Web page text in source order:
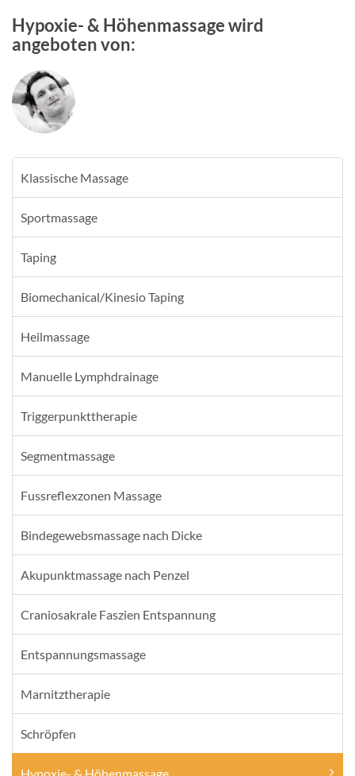
Hypoxie- & Höhenmassage wird
angeboten von:
Klassische Massage
Sportmassage
Taping
Biomechanical/Kinesio Taping
Heilmassage
Manuelle Lymphdrainage
Triggerpunkttherapie
Segmentmassage
Fussreflexzonen Massage
Bindegewebsmassage nach Dicke
Akupunktmassage nach Penzel
Craniosakrale Faszien Entspannung
Entspannungsmassage
Marnitztherapie
Schröpfen